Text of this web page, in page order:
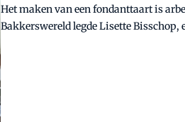
Het maken van een fondanttaart is
Bakkerswereld legde Lisette